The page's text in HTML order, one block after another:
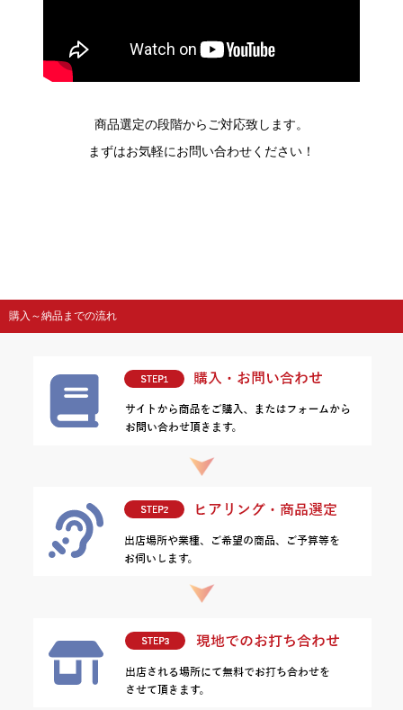
商品選定の段階からご対応致します。
まずはお気軽にお問い合わせください！
購入～納品までの流れ